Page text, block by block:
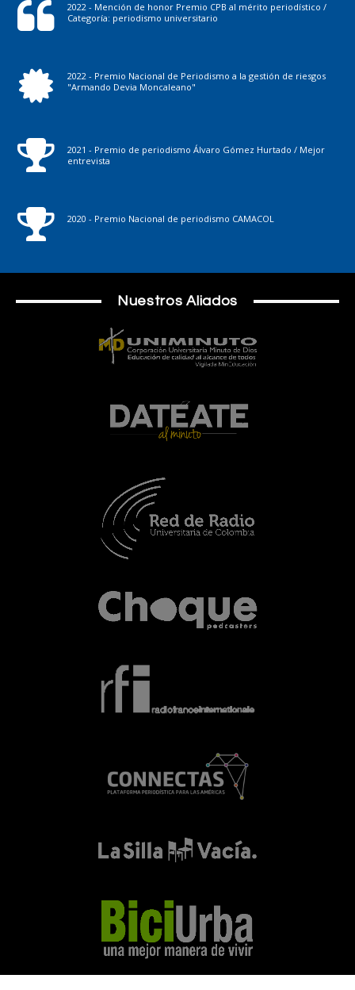
2022 - Mención de honor Premio CPB al mérito periodístico /
Categoría: periodismo universitario
2022 - Premio Nacional de Periodismo a la gestión de riesgos
"Armando Devia Moncaleano"
2021 - Premio de periodismo Álvaro Gómez Hurtado / Mejor
entrevista
2020 - Premio Nacional de periodismo CAMACOL
Nuestros Aliados